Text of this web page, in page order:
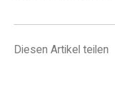
Diesen Artikel teilen